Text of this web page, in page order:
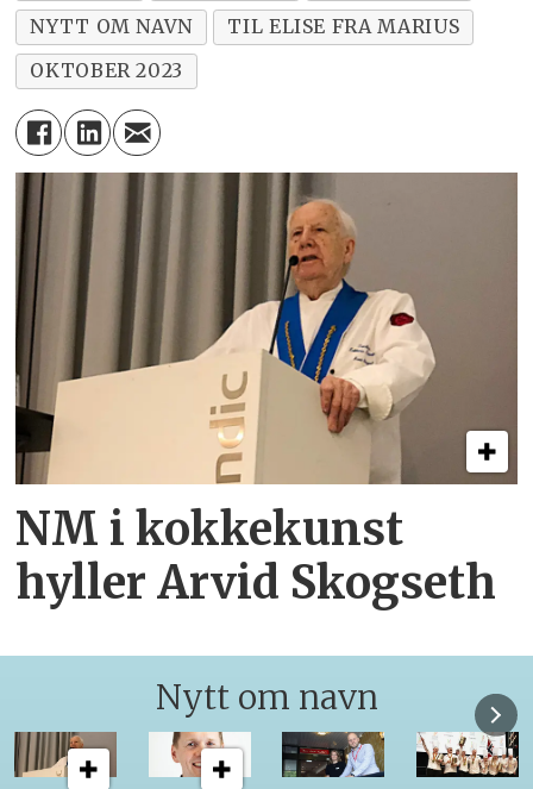
NYTT OM NAVN
TIL ELISE FRA MARIUS
OKTOBER 2023
NM i kokkekunst
hyller Arvid Skogseth
Nytt om navn